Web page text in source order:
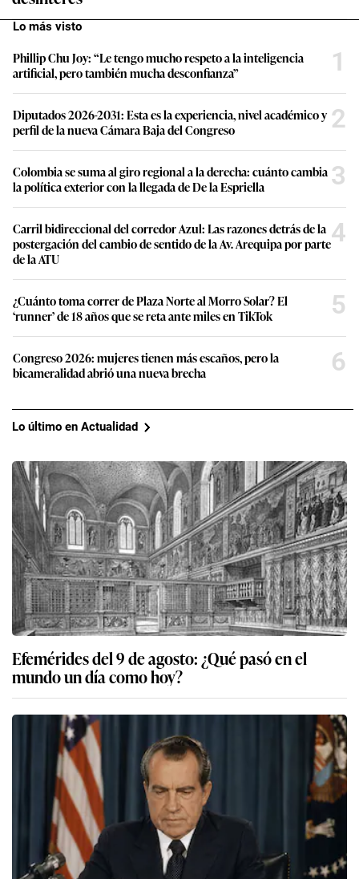
Lo más visto
Phillip Chu Joy: “Le tengo mucho respeto a la inteligencia
artificial, pero también mucha desconfianza”
1
Diputados 2026-2031: Esta es la experiencia, nivel académico y
perfil de la nueva Cámara Baja del Congreso
2
Colombia se suma al giro regional a la derecha: cuánto cambia
la política exterior con la llegada de De la Espriella
3
Carril bidireccional del corredor Azul: Las razones detrás de la
postergación del cambio de sentido de la Av. Arequipa por parte
de la ATU
4
¿Cuánto toma correr de Plaza Norte al Morro Solar? El
‘runner’ de 18 años que se reta ante miles en TikTok
5
Congreso 2026: mujeres tienen más escaños, pero la
bicameralidad abrió una nueva brecha
6
Lo último en Actualidad
Efemérides del 9 de agosto: ¿Qué pasó en el
mundo un día como hoy?